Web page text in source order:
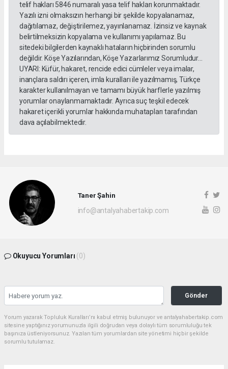
telif hakları 5846 numaralı yasa telif hakları korunmaktadır.
Yazılı izni olmaksızın herhangi bir şekilde kopyalanamaz,
dağıtılamaz, değiştirilemez, yayınlanamaz. İzinsiz ve kaynak
belirtilmeksizin kopyalama ve kullanımı yapılamaz. Bu
sitedeki bilgilerden kaynaklı hataların hiçbirinden sorumlu
değildir. Köşe Yazılarından, Köşe Yazarlarımız Sorumludur...
UYARI: Küfür, hakaret, rencide edici cümleler veya imalar,
inançlara saldırı içeren, imla kuralları ile yazılmamış, Türkçe
karakter kullanılmayan ve tamamı büyük harflerle yazılmış
yorumlar onaylanmamaktadır. Ayrıca suç teşkil edecek
hakaret içerikli yorumlar hakkında muhatapları tarafından
dava açılabilmektedir.
Taner Şahin
info@antalyahabertakip.com
Okuyucu Yorumları (0)
Gönder
Yorum yazarak Topluluk Kuralları’nı kabul etmiş bulunuyor ve antalyahabertakip.com
sitesine yaptığınız yorumunuzla ilgili doğrudan veya dolaylı tüm sorumluluğu tek
başınıza üstleniyorsunuz. Yazılan tüm yorumlardan site yönetimi hiçbir şekilde
sorumlu tutulamaz.